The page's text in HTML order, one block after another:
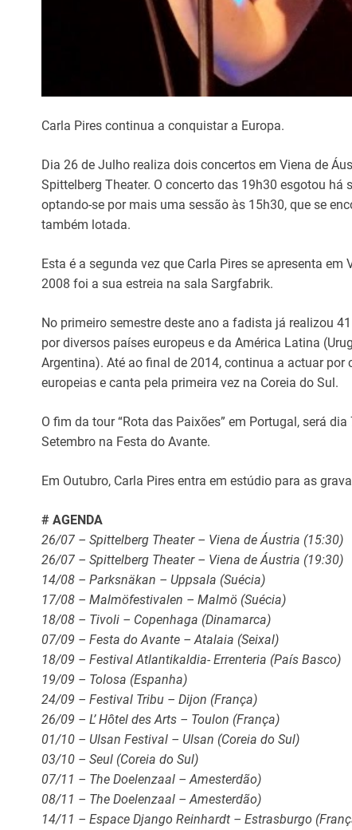
Carla Pires continua a conquistar a Europa.
Dia 26 de Julho realiza dois concertos em Viena de
Spittelberg Theater. O concerto das 19h30 esgotou há
optando-se por mais uma sessão às 15h30, que se
também lotada.
Esta é a segunda vez que Carla Pires se apresenta em
2008 foi a sua estreia na sala Sargfabrik.
No primeiro semestre deste ano a fadista já realizou
por diversos países europeus e da América Latina
Argentina). Até ao final de 2014, continua a actuar por
europeias e canta pela primeira vez na Coreia do Sul.
O fim da tour “Rota das Paixões” em Portugal, será dia
Setembro na Festa do Avante.
Em Outubro, Carla Pires entra em estúdio para as
# AGENDA
26/07 – Spittelberg Theater – Viena de Áustria (15:30)
26/07 – Spittelberg Theater – Viena de Áustria (19:30)
14/08 – Parksnäkan – Uppsala (Suécia)
17/08 – Malmöfestivalen – Malmö (Suécia)
18/08 – Tivoli – Copenhaga (Dinamarca)
07/09 – Festa do Avante – Atalaia (Seixal)
18/09 – Festival Atlantikaldia- Errenteria (País Basco)
19/09 – Tolosa (Espanha)
24/09 – Festival Tribu – Dijon (França)
26/09 – L’ Hôtel des Arts – Toulon (França)
01/10 – Ulsan Festival – Ulsan (Coreia do Sul)
03/10 – Seul (Coreia do Sul)
07/11 – The Doelenzaal – Amesterdão)
08/11 – The Doelenzaal – Amesterdão)
14/11 – Espace Django Reinhardt – Estrasburgo